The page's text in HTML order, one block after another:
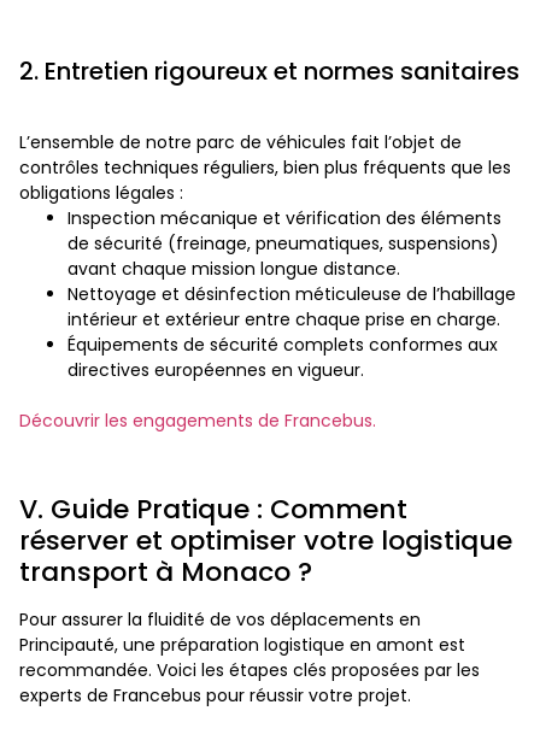
2. Entretien rigoureux et normes sanitaires
L’ensemble de notre parc de véhicules fait l’objet de
contrôles techniques réguliers, bien plus fréquents que les
obligations légales :
Inspection mécanique et vérification des éléments
de sécurité (freinage, pneumatiques, suspensions)
avant chaque mission longue distance.
Nettoyage et désinfection méticuleuse de l’habillage
intérieur et extérieur entre chaque prise en charge.
Équipements de sécurité complets conformes aux
directives européennes en vigueur.
Découvrir les engagements de Francebus.
V. Guide Pratique : Comment
réserver et optimiser votre logistique
transport à Monaco ?
Pour assurer la fluidité de vos déplacements en
Principauté, une préparation logistique en amont est
recommandée. Voici les étapes clés proposées par les
experts de Francebus pour réussir votre projet.